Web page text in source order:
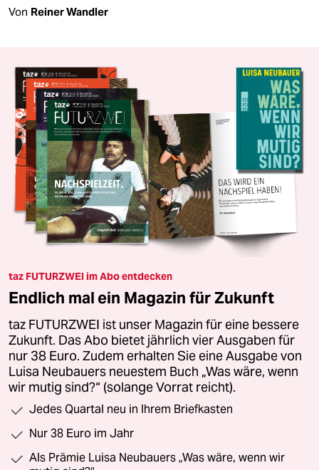
Von Reiner Wandler
taz FUTURZWEI im Abo entdecken
Endlich mal ein Magazin für Zukunft
taz FUTURZWEI ist unser Magazin für eine bessere
Zukunft. Das Abo bietet jährlich vier Ausgaben für
nur 38 Euro. Zudem erhalten Sie eine Ausgabe von
Luisa Neubauers neuestem Buch „Was wäre, wenn
wir mutig sind?“ (solange Vorrat reicht).
Jedes Quartal neu in Ihrem Briefkasten
Nur 38 Euro im Jahr
Als Prämie Luisa Neubauers „Was wäre, wenn wir